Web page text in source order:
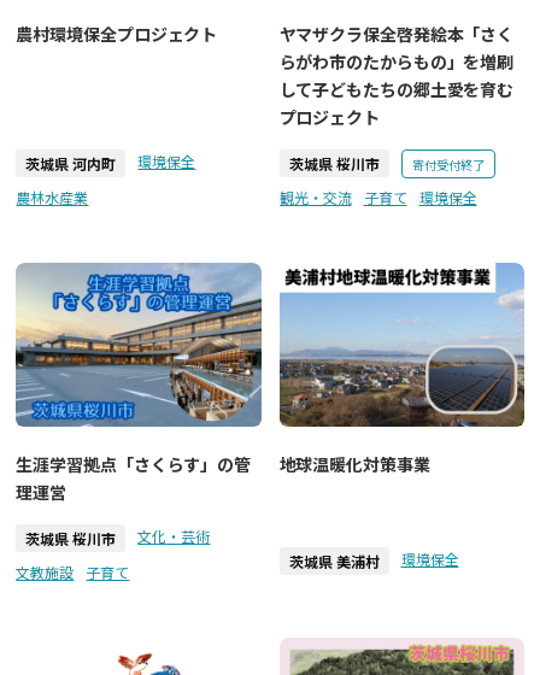
農村環境保全プロジェクト
茨城県 河内町
環境保全
農林水産業
ヤマザクラ保全啓発絵本「さく
らがわ市のたからもの」を増刷
して子どもたちの郷土愛を育む
プロジェクト
茨城県 桜川市 寄付受付終了
観光・交流 子育て 環境保全
生涯学習拠点「さくらす」の管
理運営
茨城県 桜川市
文化・芸術
文教施設
子育て
地球温暖化対策事業
茨城県 美浦村 環境保全